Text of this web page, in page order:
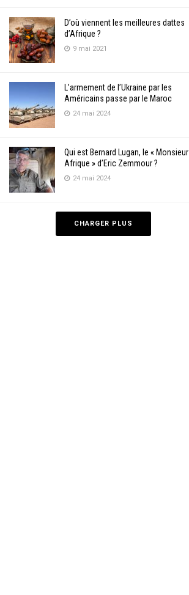
D’où viennent les meilleures dattes
d’Afrique ?
9 mai 2021
L’armement de l’Ukraine par les
Américains passe par le Maroc
24 mai 2024
Qui est Bernard Lugan, le « Monsieur
Afrique » d’Eric Zemmour ?
24 mai 2024
CHARGER PLUS